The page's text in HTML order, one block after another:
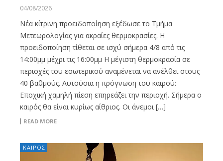
04/08/2026
Νέα κίτρινη προειδοποίηση εξέδωσε το Τμήμα
Μετεωρολογίας για ακραίες θερμοκρασίες. Η
προειδοποίηση τίθεται σε ισχύ σήμερα 4/8 από τις
14:00μμ μέχρι τις 16:00μμ Η μέγιστη θερμοκρασία σε
περιοχές του εσωτερικού αναμένεται να ανέλθει στους
40 βαθμούς. Αυτούσια η πρόγνωση του καιρού:
Εποχική χαμηλή πίεση επηρεάζει την περιοχή. Σήμερα ο
καιρός θα είναι κυρίως αίθριος. Οι άνεμοι […]
READ MORE
ΚΑΙΡΟΣ